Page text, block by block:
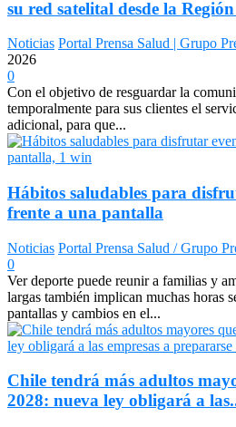
su red satelital desde la
Noticias Portal Prensa Salud | Grupo
2026
0
Con el objetivo de resguardar la
temporalmente para sus clientes el
adicional, para que...
Hábitos saludables para
frente a una pantalla
Noticias Portal Prensa Salud / Grupo
0
Ver deporte puede reunir a familias y
largas también implican muchas horas
pantallas y cambios en el...
Chile tendrá más adultos
2028: nueva ley obligará a